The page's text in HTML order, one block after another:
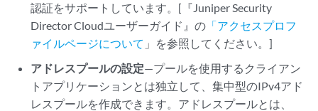
認証をサポートしています。[『Juniper Security
Director Cloudユーザーガイド』の 「アクセスプロフ
ァイルページについて 」を参照してください。]
アドレスプールの設定—プールを使用するクライアン
トアプリケーションとは独立して、集中型のIPv4アド
レスプールを作成できます。アドレスプールとは、